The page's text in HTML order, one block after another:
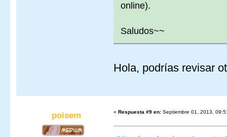
online).
Saludos~~
Hola, podrías revisar
poisem « Respuesta #9 en: Septiembre 01, 2013,